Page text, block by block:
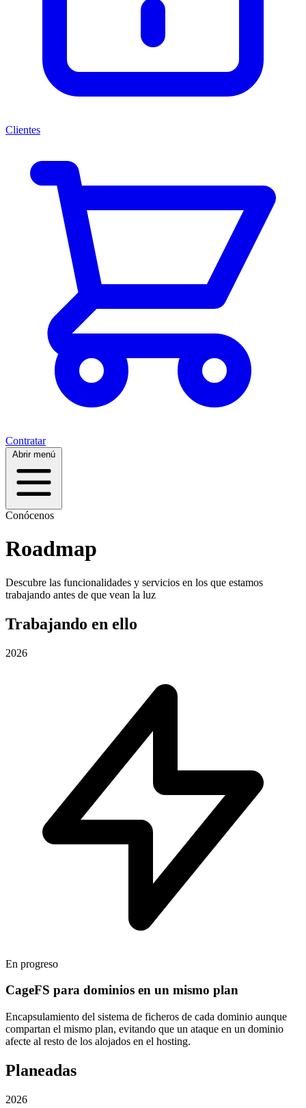
Clientes
Contratar
Abrir menú
Conócenos
Roadmap
Descubre las funcionalidades y servicios en los que estamos
trabajando antes de que vean la luz
Trabajando en ello
2026
En progreso
CageFS para dominios en un mismo plan
Encapsulamiento del sistema de ficheros de cada dominio aunque
compartan el mismo plan, evitando que un ataque en un dominio
afecte al resto de los alojados en el hosting.
Planeadas
2026